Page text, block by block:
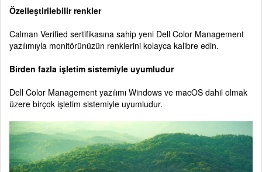
Özelleştirilebilir renkler
Calman Verified sertifikasına sahip yeni Dell Color Management
yazılımıyla monitörünüzün renklerini kolayca kalibre edin.
Birden fazla işletim sistemiyle uyumludur
Dell Color Management yazılımı Windows ve macOS dahil olmak
üzere birçok işletim sistemiyle uyumludur.